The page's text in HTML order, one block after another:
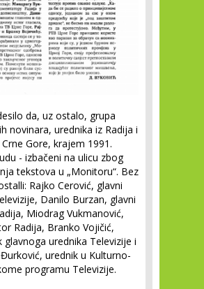
da, uz ostalo, grupa
novinara, urednika iz Radija i
Gore, krajem 1991.
- izbačeni na ulicu zbog
tekstova u „Monitoru“. Bez
Rajko Cerović, glavni
Danilo Burzan, glavni
Miodrag Vukmanović,
Radija, Branko Vojičić,
glavnoga urednika Televizije i
urednik u Kulturno-
programu Televizije.